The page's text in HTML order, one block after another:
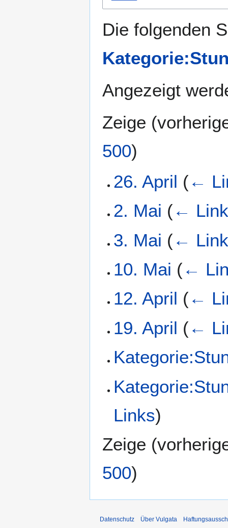
Die folgenden
Angezeigt
Zeige (
500)
26. April (←
2. Mai (←
3. Mai (←
10. Mai (←
12. April (←
19. April (←
Links)
Zeige (
500)
Datenschutz Über Vulgata